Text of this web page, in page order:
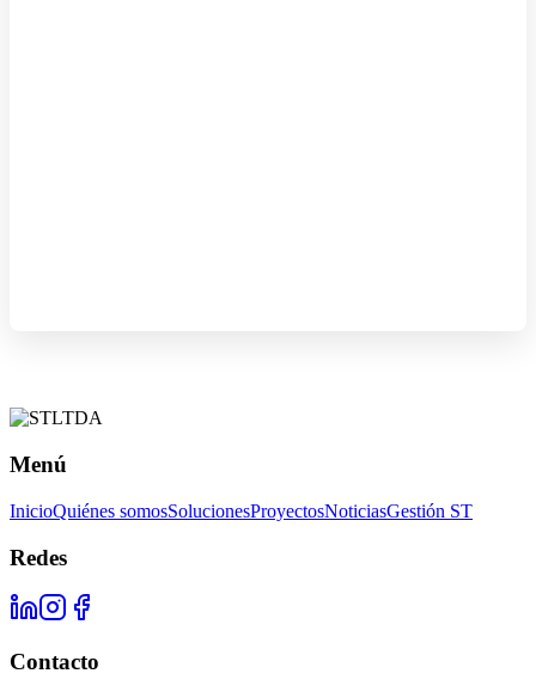
Menú
InicioQuiénes somosSolucionesProyectosNoticiasGestión ST
Redes
Contacto